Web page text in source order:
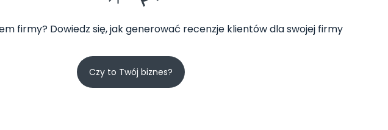
firmy? Dowiedz się, jak generować recenzje klientów dla swojej firmy
Czy to Twój biznes?